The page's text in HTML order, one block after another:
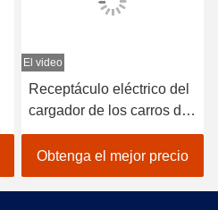
El video
Receptáculo eléctrico del
cargador de los carros de
golf 36v EZGO TXT con la
conexión de 73063-G01
Obtenga el mejor precio